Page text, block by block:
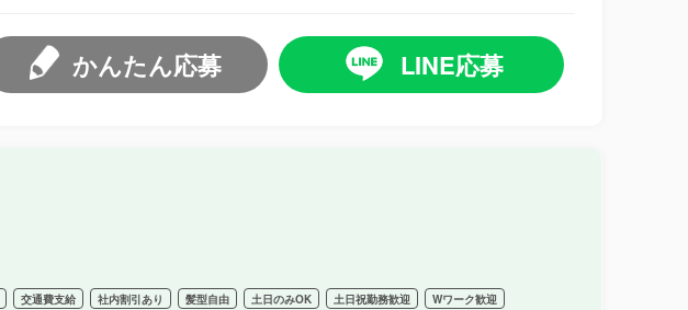
LINE応募
かんたん応募
交通費支給 社内割引あり 髪型自由 土日のみOK 土日祝勤務歓迎 Wワーク歓迎